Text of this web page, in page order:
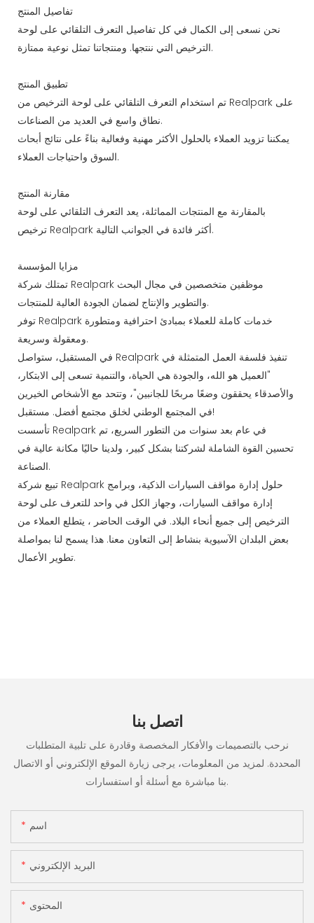
تفاصيل المنتج
نحن نسعى إلى الكمال في كل تفاصيل التعرف التلقائي على لوحة
الترخيص التي ننتجها. ومنتجاتنا تمثل نوعية ممتازة.
تطبيق المنتج
تم استخدام التعرف التلقائي على لوحة الترخيص من Realpark على
نطاق واسع في العديد من الصناعات.
يمكننا تزويد العملاء بالحلول الأكثر مهنية وفعالية بناءً على نتائج أبحاث
السوق واحتياجات العملاء.
مقارنة المنتج
بالمقارنة مع المنتجات المماثلة، يعد التعرف التلقائي على لوحة
ترخيص Realpark أكثر فائدة في الجوانب التالية.
مزايا المؤسسة
تمتلك شركة Realpark موظفين متخصصين في مجال البحث
والتطوير والإنتاج لضمان الجودة العالية للمنتجات.
توفر Realpark خدمات كاملة للعملاء بمبادئ احترافية ومتطورة
ومعقولة وسريعة.
في المستقبل، ستواصل Realpark تنفيذ فلسفة العمل المتمثلة في
"العميل هو الله، والجودة هي الحياة، والتنمية تسعى إلى الابتكار،
والأصدقاء يحققون وضعًا مربحًا للجانبين"، وتتحد مع الأشخاص الخيرين
في المجتمع الوطني لخلق مجتمع أفضل. مستقبل!
تأسست Realpark في عام بعد سنوات من التطور السريع، تم
تحسين القوة الشاملة لشركتنا بشكل كبير، ولدينا حاليًا مكانة عالية في
الصناعة.
تبيع شركة Realpark حلول إدارة مواقف السيارات الذكية، وبرامج
إدارة مواقف السيارات، وجهاز الكل في واحد للتعرف على لوحة
الترخيص إلى جميع أنحاء البلاد. في الوقت الحاضر ، يتطلع العملاء من
بعض البلدان الآسيوية بنشاط إلى التعاون معنا. هذا يسمح لنا بمواصلة
تطوير الأعمال.
اتصل بنا
نرحب بالتصميمات والأفكار المخصصة وقادرة على تلبية المتطلبات
المحددة. لمزيد من المعلومات، يرجى زيارة الموقع الإلكتروني أو الاتصال
بنا مباشرة مع أسئلة أو استفسارات.
اسم
البريد الإلكتروني
المحتوى